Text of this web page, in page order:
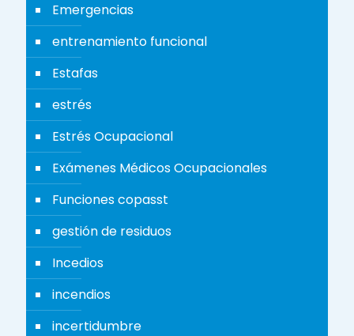
Emergencias
entrenamiento funcional
Estafas
estrés
Estrés Ocupacional
Exámenes Médicos Ocupacionales
Funciones copasst
gestión de residuos
Incedios
incendios
incertidumbre